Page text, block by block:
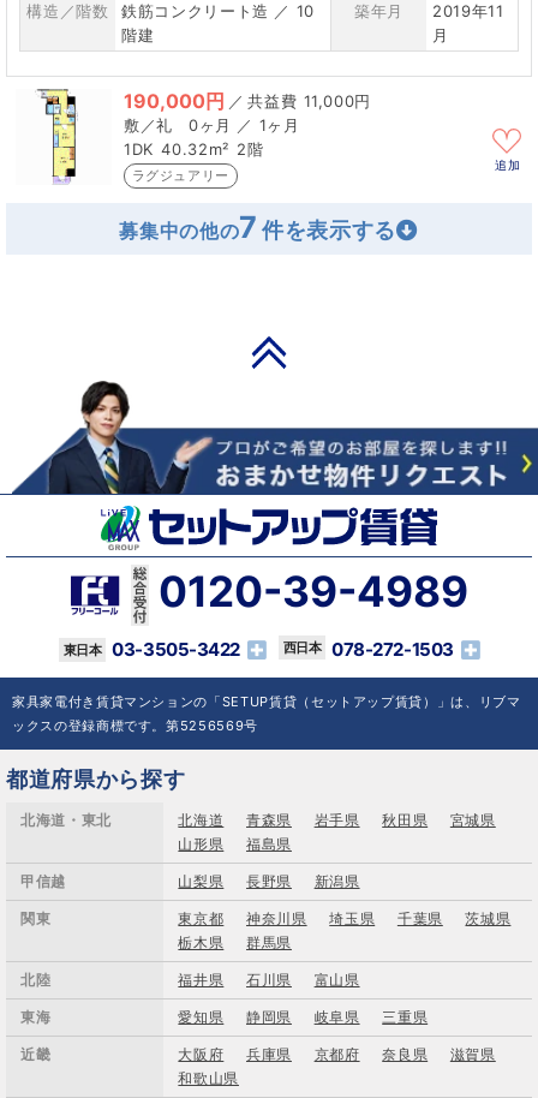
構造／階数
鉄筋コンクリート造 ／ 10
階建
築年月
2019年11
月
190,000円 ／
11,000円
0ヶ月 ／ 1ヶ月
1DK 40.32m² 2階
ラグジュアリー
追加
募集中の他の7
0120-39-4989
03-3505-3422 078-272-1503
家具家電付き賃貸マンションの「SETUP賃貸（セットアップ賃貸）」は、リブマ
ックスの登録商標です。第5256569号
都道府県から探す
北海道・東北 北海道 青森県 岩手県 秋田県
宮城県
山形県
福島県
甲信越 山梨県 長野県 新潟県
関東 東京都 神奈川県 埼玉県 千葉県
茨城県
栃木県
群馬県
北陸 福井県 石川県 富山県
東海 愛知県 静岡県 岐阜県 三重県
近畿 大阪府 兵庫県 京都府 奈良県
滋賀県
和歌山県